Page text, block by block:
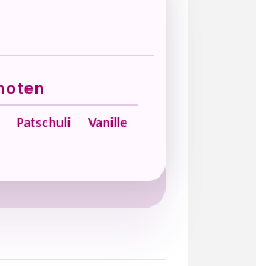
Patschuli Vanille